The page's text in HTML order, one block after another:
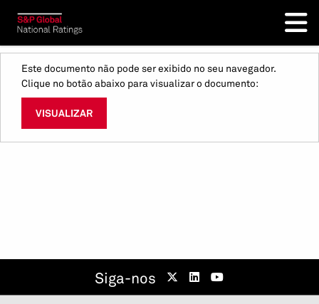
Este documento não pode ser exibido no seu navegador.
Clique no botão abaixo para visualizar o documento:
VISUALIZAR
Siga-nos